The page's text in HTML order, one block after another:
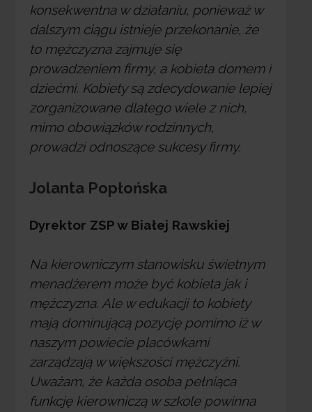
konsekwentna w działaniu, ponieważ w
dalszym ciągu istnieje przekonanie, że
to mężczyzna zajmuje się
prowadzeniem firmy, a kobieta domem i
dziećmi. Kobiety są zdecydowanie lepiej
zorganizowane dlatego wiele z nich,
mimo obowiązków rodzinnych,
prowadzi odnoszące sukcesy firmy.
Jolanta Popłońska
Dyrektor ZSP w Białej Rawskiej
Na kierowniczym stanowisku świetnym
menadżerem może być kobieta jak i
mężczyzna. Ale w edukacji to kobiety
mają dominującą pozycję pomimo iż w
naszym powiecie placówkami
zarządzają w większości mężczyźni.
Uważam, że każda osoba pełniąca
funkcję kierowniczą w szkole powinna